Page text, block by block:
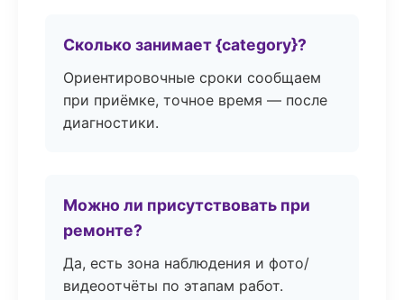
Сколько занимает {category}?
Ориентировочные сроки сообщаем
при приёмке, точное время — после
диагностики.
Можно ли присутствовать при
ремонте?
Да, есть зона наблюдения и фото/
видеоотчёты по этапам работ.